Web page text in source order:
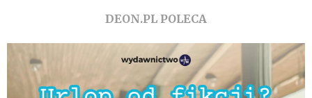
DEON.PL POLECA